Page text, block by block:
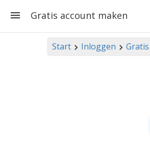
Gratis account maken
Start Inloggen